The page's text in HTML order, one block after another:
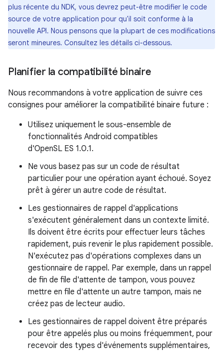
plus récente du NDK, vous devrez peut-être modifier le code
source de votre application pour qu'il soit conforme à la
nouvelle API. Nous pensons que la plupart de ces modifications
seront mineures. Consultez les détails ci-dessous.
Planifier la compatibilité binaire
Nous recommandons à votre application de suivre ces
consignes pour améliorer la compatibilité binaire future :
Utilisez uniquement le sous-ensemble de
fonctionnalités Android compatibles
d'OpenSL ES 1.0.1.
Ne vous basez pas sur un code de résultat
particulier pour une opération ayant échoué. Soyez
prêt à gérer un autre code de résultat.
Les gestionnaires de rappel d'applications
s'exécutent généralement dans un contexte limité.
Ils doivent être écrits pour effectuer leurs tâches
rapidement, puis revenir le plus rapidement possible.
N'exécutez pas d'opérations complexes dans un
gestionnaire de rappel. Par exemple, dans un rappel
de fin de file d'attente de tampon, vous pouvez
mettre en file d'attente un autre tampon, mais ne
créez pas de lecteur audio.
Les gestionnaires de rappel doivent être préparés
pour être appelés plus ou moins fréquemment, pour
recevoir des types d'événements supplémentaires,